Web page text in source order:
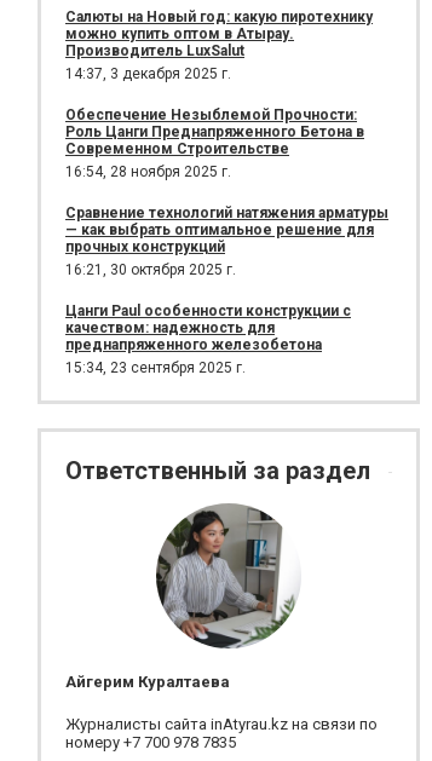
Салюты на Новый год: какую пиротехнику
можно купить оптом в Атырау.
Производитель LuxSalut
14:37, 3 декабря 2025 г.
Обеспечение Незыблемой Прочности:
Роль Цанги Преднапряженного Бетона в
Современном Строительстве
16:54, 28 ноября 2025 г.
Сравнение технологий натяжения арматуры
— как выбрать оптимальное решение для
прочных конструкций
16:21, 30 октября 2025 г.
Цанги Paul особенности конструкции с
качеством: надежность для
преднапряженного железобетона
15:34, 23 сентября 2025 г.
Ответственный за раздел
Айгерим Куралтаева
Журналисты сайта inAtyrau.kz на связи по
номеру +7 700 978 7835